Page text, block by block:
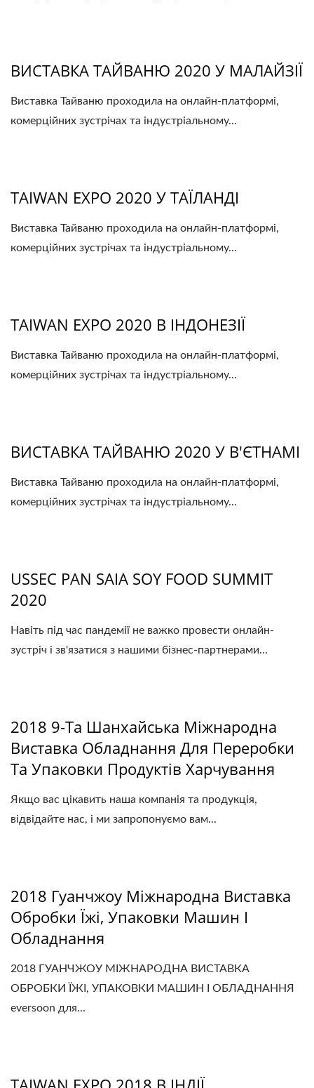
ВИСТАВКА ТАЙВАНЮ 2020 У МАЛАЙЗІЇ
Виставка Тайваню проходила на онлайн-платформі,
комерційних зустрічах та індустріальному...
TAIWAN EXPO 2020 У ТАЇЛАНДІ
Виставка Тайваню проходила на онлайн-платформі,
комерційних зустрічах та індустріальному...
TAIWAN EXPO 2020 В ІНДОНЕЗІЇ
Виставка Тайваню проходила на онлайн-платформі,
комерційних зустрічах та індустріальному...
ВИСТАВКА ТАЙВАНЮ 2020 У В'ЄТНАМІ
Виставка Тайваню проходила на онлайн-платформі,
комерційних зустрічах та індустріальному...
USSEC PAN SAIA SOY FOOD SUMMIT
2020
Навіть під час пандемії не важко провести онлайн-
зустріч і зв'язатися з нашими бізнес-партнерами...
2018 9-Та Шанхайська Міжнародна
Виставка Обладнання Для Переробки
Та Упаковки Продуктів Харчування
Якщо вас цікавить наша компанія та продукція,
відвідайте нас, і ми запропонуємо вам...
2018 Гуанчжоу Міжнародна Виставка
Обробки Їжі, Упаковки Машин І
Обладнання
2018 ГУАНЧЖОУ МІЖНАРОДНА ВИСТАВКА
ОБРОБКИ ЇЖІ, УПАКОВКИ МАШИН І ОБЛАДНАННЯ
eversoon для...